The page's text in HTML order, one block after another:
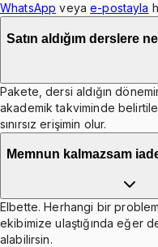
WhatsApp veya e-postayla
Satın aldığım derslere
Pakete, dersi aldığın
akademik takviminde
sınırsız erişimin olur.
Memnun kalmazsam
Elbette. Herhangi bir
ekibimize ulaştığında eğer
alabilirsin.